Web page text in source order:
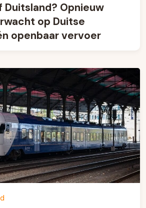
Duitsland? Opnieuw
op Duitse
openbaar vervoer